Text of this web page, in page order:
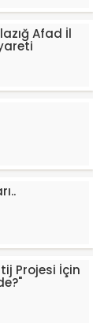
Afad İl
Projesi İçin